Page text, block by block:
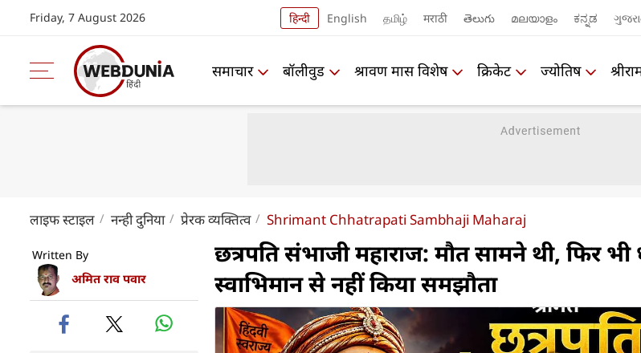
Friday, 7 August 2026 हिन्दी English தமிழ் मराठी తెలుగు മലയാളം ಕನ್ನಡ
समाचार बॉलीवुड श्रावण मास विशेष क्रिकेट ज्योतिष
लाइफ स्‍टाइल नन्ही दुनिया प्रेरक व्यक्तित्व Shrimant Chhatrapati Sambhaji Maharaj
Written By
अमित राव पवार
छत्रपति संभाजी महाराज: मौत सामने थी, फिर
स्वाभिमान से नहीं किया समझौता